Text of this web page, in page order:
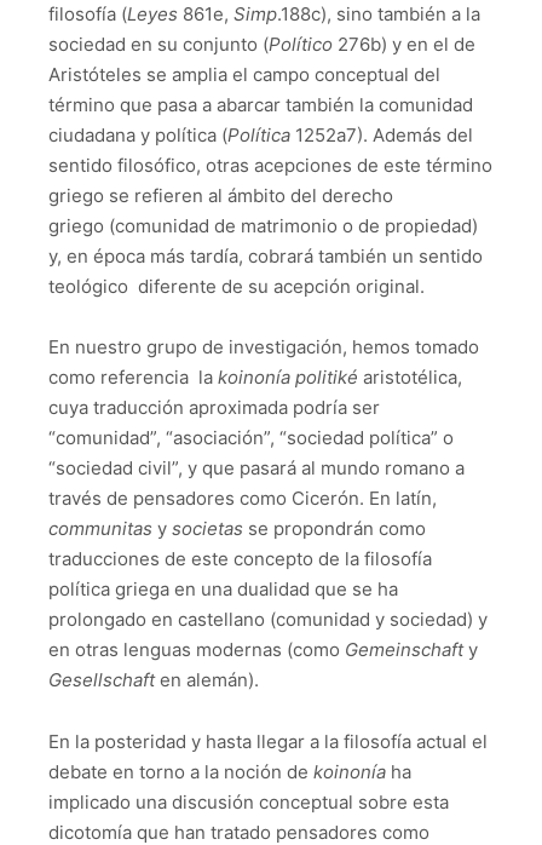
filosofía (Leyes 861e, Simp.188c), sino también a la
sociedad en su conjunto (Político 276b) y en el de
Aristóteles se amplia el campo conceptual del
término que pasa a abarcar también la comunidad
ciudadana y política (Política 1252a7). Además del
sentido filosófico, otras acepciones de este término
griego se refieren al ámbito del derecho
griego (comunidad de matrimonio o de propiedad)
y, en época más tardía, cobrará también un sentido
teológico diferente de su acepción original.
En nuestro grupo de investigación, hemos tomado
como referencia la koinonía politiké aristotélica,
cuya traducción aproximada podría ser
“comunidad”, “asociación”, “sociedad política” o
“sociedad civil”, y que pasará al mundo romano a
través de pensadores como Cicerón. En latín,
communitas y societas se propondrán como
traducciones de este concepto de la filosofía
política griega en una dualidad que se ha
prolongado en castellano (comunidad y sociedad) y
en otras lenguas modernas (como Gemeinschafty
Gesellschaften alemán).
En la posteridad y hasta llegar a la filosofía actual el
debate en torno a la noción de koinonía ha
implicado una discusión conceptual sobre esta
dicotomía que han tratado pensadores como